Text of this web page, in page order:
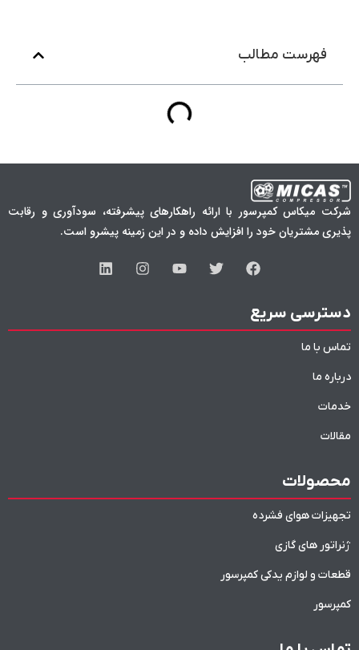
فهرست مطالب
شرکت میکاس کمپرسور با ارائه راهکارهای پیشرفته، سودآوری و رقابت
پذیری مشتریان خود را افزایش داده و در این زمینه پیشرو است.
دسترسی سریع
تماس با ما
درباره ما
خدمات
مقالات
محصولات
تجهیزات هوای فشرده
ژنراتور های گازی
قطعات و لوازم یدکی کمپرسور
کمپرسور